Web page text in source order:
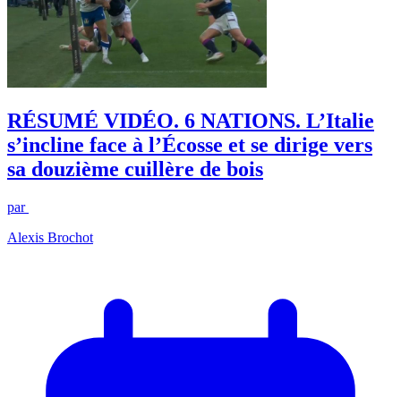
RÉSUMÉ VIDÉO. 6 NATIONS. L’Italie
s’incline face à l’Écosse et se dirige vers
sa douzième cuillère de bois
par
Alexis Brochot